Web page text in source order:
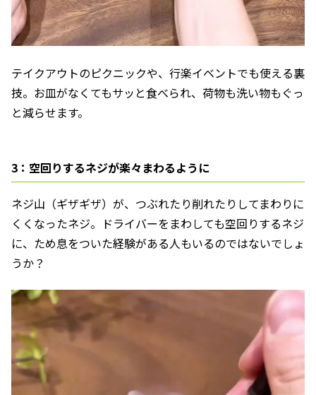
テイクアウトのピクニックや、行楽イベントでも使える裏
技。お皿がなくてもサッと食べられ、荷物も洗い物もぐっ
と減らせます。
3：空回りするネジが楽々まわるように
ネジ山（ギザギザ）が、つぶれたり削れたりしてまわりに
くくなったネジ。ドライバーをまわしても空回りするネジ
に、ため息をついた経験がある人もいるのではないでしょ
うか？